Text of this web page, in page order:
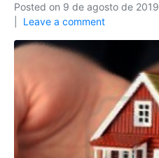
Posted on 9 de agosto de 2019
Leave a comment